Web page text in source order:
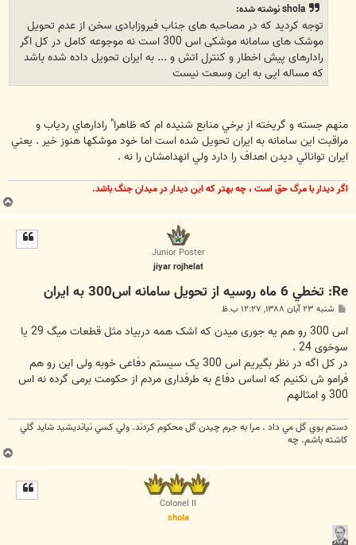
shola نوشته شده:
توجه کردید که در مصاحبه های جناب فیروزابادی سخن از عدم تحویل
موشک های سامانه موشکی اس 300 است نه موجوعه کامل در کل اگر
رادارهای پیش اخطار و کنترل اتش و ... به ایران تحویل داده شده باشد
که مساله ایی به این وسعت نیست
منهم جسته و گريخته از برخي منابع شنيده ام كه ظاهرا" رادارهاي ردياب و
مراقبت اين سامانه به ايران تحويل شده است اما خود موشكها هنوز خير . يعني
ايران توانائي ديدن اهداف را دارد ولي انهدامشان را نه .
اگر ديدار با مرگ حق است ، چه بهتر كه اين ديدار در ميدان جنگ باشد.
ب
ا
Junior Poster
jiyar rojhelat
Re: تخطي 6 ماه روسيه از تحويل سامانه اس300 به ايران
پ
ت
شنبه ۲۳ آبان ۱۳۸۸, ۱۲:۲۷ ب.ظ
اس 300 رو هم یه جوری میدن که اشک همه دربیاد مثل قطعات میگ 29 یا
سوخوی 24 .
در کل اگه در نظر بگیریم اس 300 یک سیستم دفاعی خوبه ولی این رو هم
فرامو ش نکنیم که اساس دفاع به طرفداری مردم از حکومت برمی گرده نه اس
300 و امثالهم
دستم بوي گل مي داد . مرا به جرم چيدن گل محكوم كردند. ولي كسي نيانديشيد شايد گلي
كاشته باشم. چه
ب
ا
Colonel II
shola